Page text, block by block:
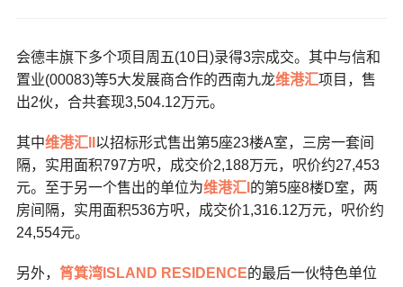
会德丰旗下多个项目周五(10日)录得3宗成交。其中与信和
置业(00083)等5大发展商合作的西南九龙维港汇项目，售
出2伙，合共套现3,504.12万元。
其中维港汇II 以招标形式售出第5座23楼A室，三房一套间
隔，实用面积797方呎，成交价2,188万元，呎价约27,453
元。至于另一个售出的单位为维港汇I 的第5座8楼D室，两
房间隔，实用面积536方呎，成交价1,316.12万元，呎价约
24,554元。
另外， 筲箕湾ISLAND RESIDENCE的最后一伙特色单位